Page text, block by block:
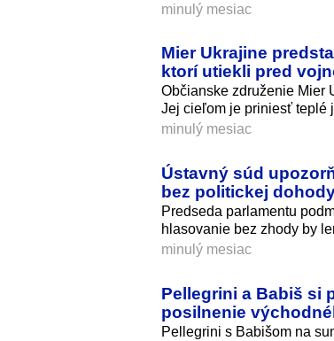
minulý mesiac
Mier Ukrajine
ktorí utiekli pred
Občianske združenie Mier
Jej cieľom je priniesť teplé
minulý mesiac
Ústavný súd
bez politickej
Predseda parlamentu
hlasovanie bez zhody by
minulý mesiac
Pellegrini a Babiš si
posilnenie
Pellegrini s Babišom na